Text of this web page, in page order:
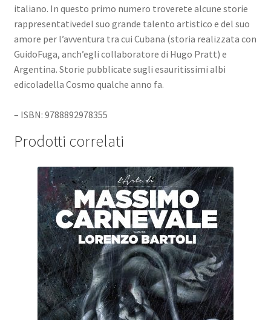
italiano. In questo primo numero troverete alcune storie
rappresentativedel suo grande talento artistico e del suo
amore per l’avventura tra cui Cubana (storia realizzata con
GuidoFuga, anch’egli collaboratore di Hugo Pratt) e
Argentina. Storie pubblicate sugli esauritissimi albi
edicoladella Cosmo qualche anno fa.
– ISBN: 9788892978355
Prodotti correlati